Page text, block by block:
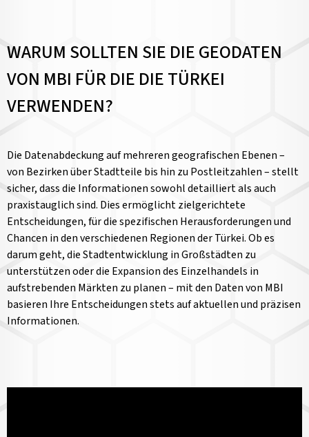
WARUM SOLLTEN SIE DIE GEODATEN
VON MBI FÜR DIE DIE TÜRKEI
VERWENDEN?
Die Datenabdeckung auf mehreren geografischen Ebenen –
von Bezirken über Stadtteile bis hin zu Postleitzahlen – stellt
sicher, dass die Informationen sowohl detailliert als auch
praxistauglich sind. Dies ermöglicht zielgerichtete
Entscheidungen, für die spezifischen Herausforderungen und
Chancen in den verschiedenen Regionen der Türkei. Ob es
darum geht, die Stadtentwicklung in Großstädten zu
unterstützen oder die Expansion des Einzelhandels in
aufstrebenden Märkten zu planen – mit den Daten von MBI
basieren Ihre Entscheidungen stets auf aktuellen und präzisen
Informationen.